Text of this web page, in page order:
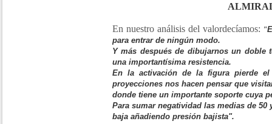
En nuestro análisis del valordecíamos: "
para entrar de ningún modo.
Y más después de dibujarnos un doble
una importantísima resistencia.
En la activación de la figura pierde
proyecciones nos hacen pensar que
donde tiene un importante soporte cuya
Para sumar negatividad las medias de 50
baja añadiendo presión bajista".